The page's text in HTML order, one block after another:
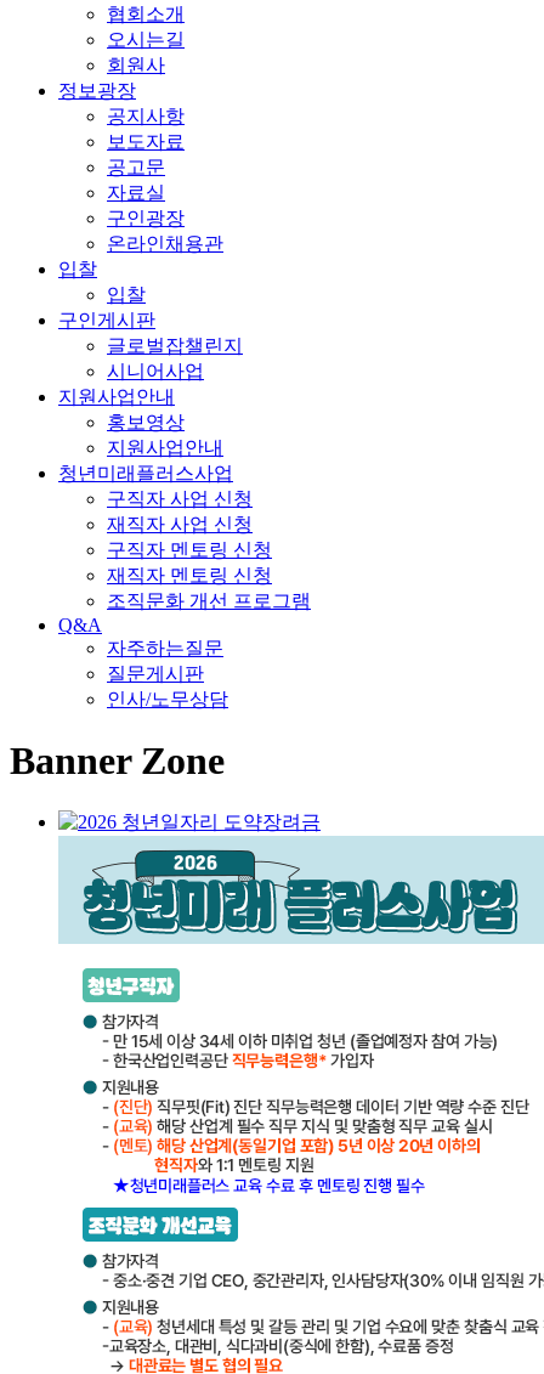
협회소개
오시는길
회원사
정보광장
공지사항
보도자료
공고문
자료실
구인광장
온라인채용관
입찰
입찰
구인게시판
글로벌잡챌린지
시니어사업
지원사업안내
홍보영상
지원사업안내
청년미래플러스사업
구직자 사업 신청
재직자 사업 신청
구직자 멘토링 신청
재직자 멘토링 신청
조직문화 개선 프로그램
Q&A
자주하는질문
질문게시판
인사/노무상담
BannerZone